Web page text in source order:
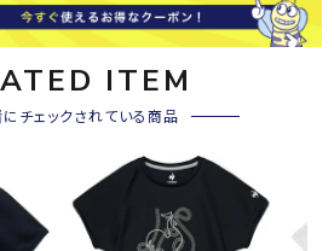
ITEM
にチェックされている商品